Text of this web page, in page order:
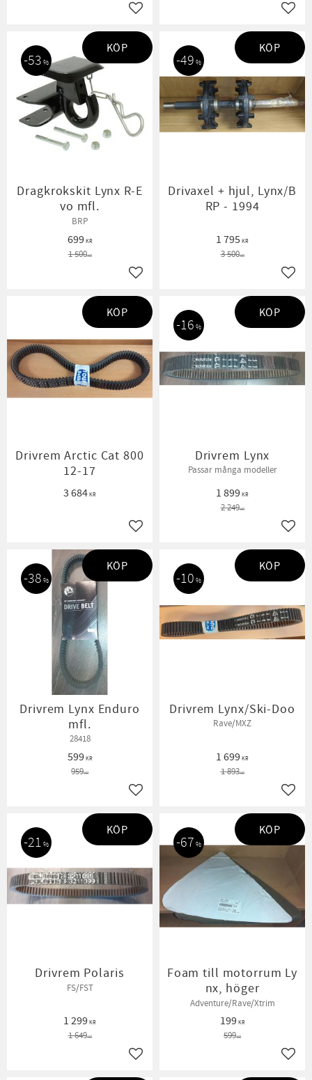
Lägg till i favoriter
Dragkrokskit Lynx R-E
vo mfl.
BRP
699KR
1 500KR
53 %
Lägg till i favoriter
KÖP
Drivaxel + hjul, Lynx/B
RP - 1994
1 795 KR
3 500KR
49 %
KÖP
Drivrem Arctic Cat 800
12-17
3 684KR
Lägg till i favoriter
KÖP
Drivrem Lynx
Passar många modeller
1 899KR
2 249KR
16 %
KÖP
Drivrem Lynx Enduro
mfl.
28418
599KR
959KR
38 %
Lägg till i favoriter
KÖP
Drivrem Lynx/Ski-Doo
Rave/MXZ
1 699KR
1 893KR
10 %
KÖP
Drivrem Polaris
FS/FST
1 299KR
1 649KR
21 %
Lägg till i favoriter
KÖP
Foam till motorrum Ly
nx, höger
Adventure/Rave/Xtrim
199KR
599KR
67 %
KÖP